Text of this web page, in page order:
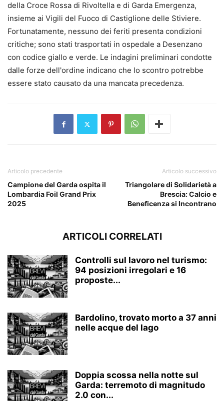
della Croce Rossa di Rivoltella e di Garda Emergenza,
insieme ai Vigili del Fuoco di Castiglione delle Stiviere.
Fortunatamente, nessuno dei feriti presenta condizioni
critiche; sono stati trasportati in ospedale a Desenzano
con codice giallo e verde. Le indagini preliminari condotte
dalle forze dell'ordine indicano che lo scontro potrebbe
essere stato causato da una mancata precedenza.
Articolo precedente
Campione del Garda ospita il
Lombardia Foil Grand Prix
2025
Articolo successivo
Triangolare di Solidarietà a
Brescia: Calcio e
Beneficenza si Incontrano
ARTICOLI CORRELATI
Controlli sul lavoro nel turismo:
94 posizioni irregolari e 16
proposte...
Bardolino, trovato morto a 37 anni
nelle acque del lago
Doppia scossa nella notte sul
Garda: terremoto di magnitudo
2.0 con...